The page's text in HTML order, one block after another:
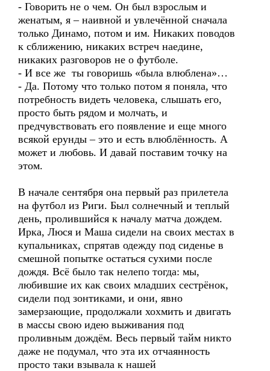
- Говорить не о чем. Он был взрослым и
женатым, я – наивной и увлечённой сначала
только Динамо, потом и им. Никаких поводов
к сближению, никаких встреч наедине,
никаких разговоров не о футболе.
- И все же ты говоришь «была влюблена»…
- Да. Потому что только потом я поняла, что
потребность видеть человека, слышать его,
просто быть рядом и молчать, и
предчувствовать его появление и еще много
всякой ерунды – это и есть влюблённость. А
может и любовь. И давай поставим точку на
этом.
В начале сентября она первый раз прилетела
на футбол из Риги. Был солнечный и теплый
день, пролившийся к началу матча дождем.
Ирка, Люся и Маша сидели на своих местах в
купальниках, спрятав одежду под сиденье в
смешной попытке остаться сухими после
дождя. Всё было так нелепо тогда: мы,
любившие их как своих младших сестрёнок,
сидели под зонтиками, и они, явно
замерзающие, продолжали хохмить и двигать
в массы свою идею выживания под
проливным дождём. Весь первый тайм никто
даже не подумал, что эта их отчаянность
просто таки взывала к нашей